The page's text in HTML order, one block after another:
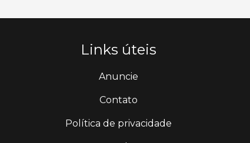
Links úteis
Anuncie
Contato
Política de privacidade